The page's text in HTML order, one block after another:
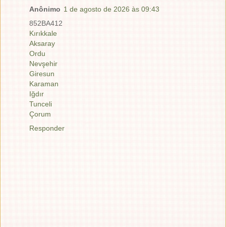
Anônimo 1 de agosto de 2026 às 09:43
852BA412
Kırıkkale
Aksaray
Ordu
Nevşehir
Giresun
Karaman
Iğdır
Tunceli
Çorum
Responder